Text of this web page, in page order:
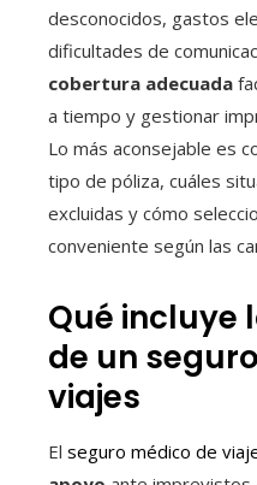
desconocidos, gastos
dificultades de
cobertura adecuada
a tiempo y gestionar
Lo más aconsejable es
tipo de póliza, cuáles
excluidas y cómo
conveniente según las
Qué incluye
de un
viajes
El seguro médico de